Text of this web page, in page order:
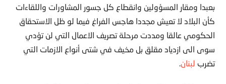
بعبدا ومقار المسؤولين وانقطاع كل جسور المشاورات واللقاءات
كأن البلاد لا تعيش مجددا هاجس الفراغ فيما لو ظل الاستحقاق
الحكومي عالقا ومددت مرحلة تصريف الاعمال التي لن تؤدي
سوى الى ازدياد مقلق بل مخيف في شتى أنواع الازمات التي
تضرب لبنان.